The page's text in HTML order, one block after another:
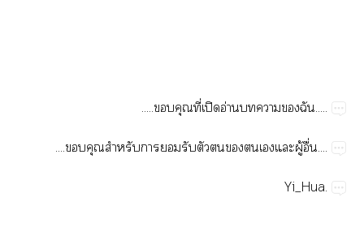
.....​ี่​ปิ​อ่​​​​.....
....​​​​​​​​​​​ู้​ื่....
Yi_Hua.